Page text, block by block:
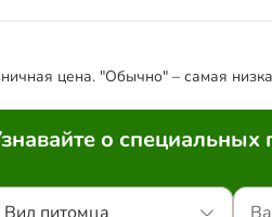
цена. "Обычно" – самая
о